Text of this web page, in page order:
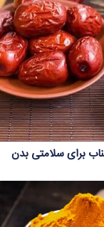
برای سلامتی بدن